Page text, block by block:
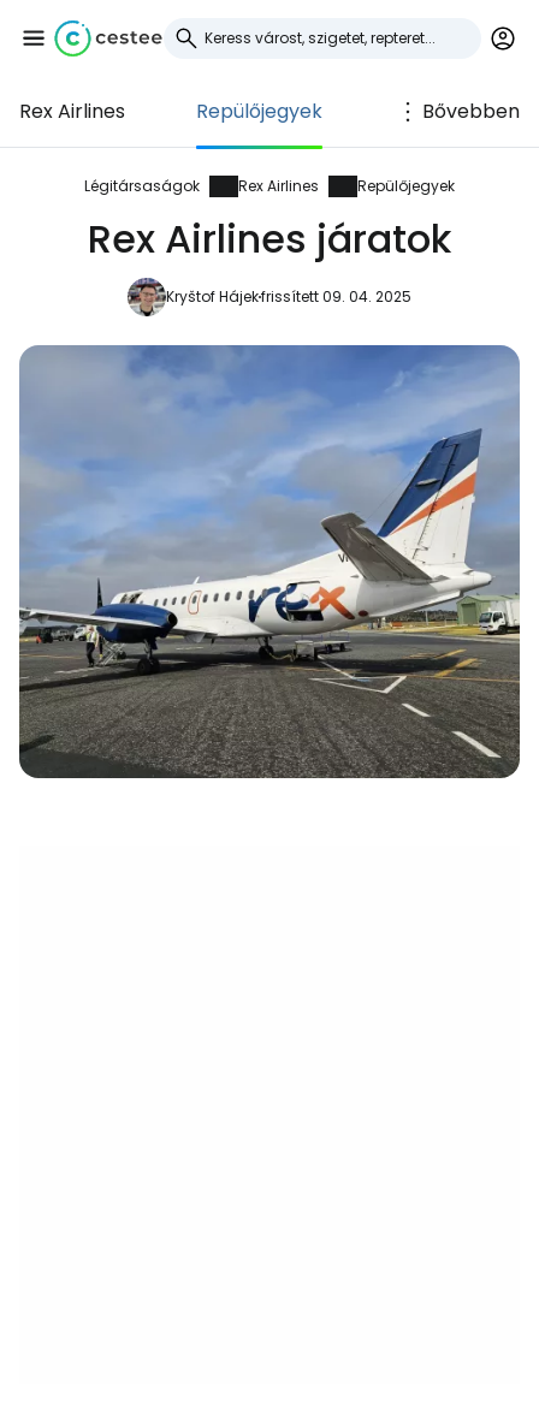
Rex Airlines Repülőjegyek Bővebben
Légitársaságok Rex Airlines Repülőjegyek
Rex Airlines járatok
Kryštof Hájekfrissített 09. 04. 2025
Bejelentkezés a
Cestee-be
... az utazási közösség világszerte
Folytatás a Facebookkal
Folytassa e-mailben